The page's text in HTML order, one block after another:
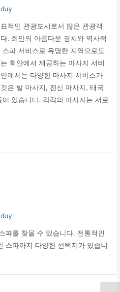
적인 관광도시로서 많은 관광객
. 회안의 아름다운 경치와 역사적
파 서비스로 유명한 지역으로도
회안에서 제공하는 마사지 서비
에서는 다양한 마사지 서비스가
은 발 마사지, 전신 마사지, 태국
있습니다. 각각의 마사지는 서로
파를 찾을 수 있습니다. 전통적인
스파까지 다양한 선택지가 있습니